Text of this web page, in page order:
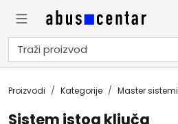
Proizvodi Kategorije Master sistemi
Sistem istog ključa